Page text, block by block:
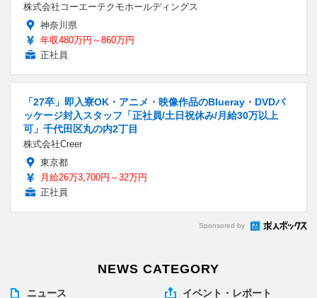
株式会社コーエーテクモホールディングス
神奈川県
年収480万円～860万円
正社員
「27卒」即入寮OK・アニメ・映像作品のBlueray・DVDパ
ッケージ封入スタッフ「正社員/土日祝休み/月給30万以上
可」千代田区丸の内2丁目
株式会社Creer
東京都
月給26万3,700円～32万円
正社員
Sponsored by
NEWS CATEGORY
ニュース イベント・レポート